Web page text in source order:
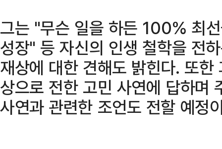
그는 "무슨 일을 하든 100% 최
성장" 등 자신의 인생 철학을 전
재상에 대한 견해도 밝힌다. 또
상으로 전한 고민 사연에 답하며
사연과 관련한 조언도 전할 예정